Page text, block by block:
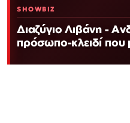
SHOWBIZ
Διαζύγιο Λιβάνη -
πρόσωπο-κλειδί που